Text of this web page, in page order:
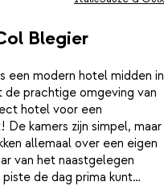
Blegier
een modern hotel midden in
prachtige omgeving van
hotel voor een
kamers zijn simpel, maar
allemaal over een eigen
van het naastgelegen
de dag prima kunt